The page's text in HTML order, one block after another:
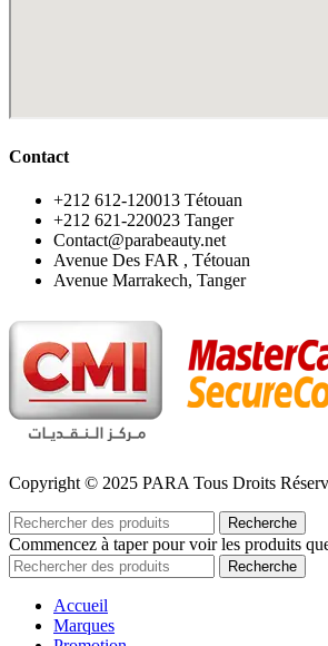
Contact
‪+212 612-120013 Tétouan
‪+212 621-220023 Tanger
Contact@parabeauty.net
Avenue Des FAR , Tétouan
Avenue Marrakech, Tanger
Copyright © 2025 PARA Tous Droits
Recherche
Commencez à taper pour voir les produits
Recherche
Accueil
Marques